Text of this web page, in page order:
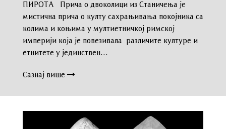
ПИРОТА Прича о двоколици из Станичења је
мистична прича о култу сахрањивања покојника са
колима и коњима у мултиетничкој римској
империји која је повезивала различите културе и
етнитете у јединствен…
Сазнај више